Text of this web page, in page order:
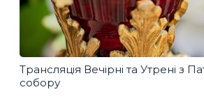
Трансляція Вечірні та Утрені з
собору